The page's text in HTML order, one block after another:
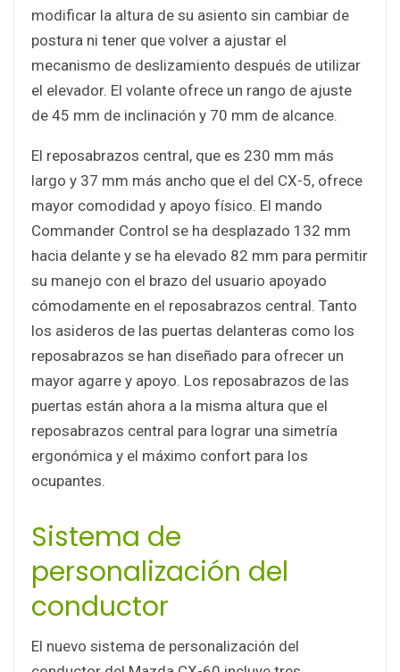
modificar la altura de su asiento sin cambiar de
postura ni tener que volver a ajustar el
mecanismo de deslizamiento después de utilizar
el elevador. El volante ofrece un rango de ajuste
de 45 mm de inclinación y 70 mm de alcance.
El reposabrazos central, que es 230 mm más
largo y 37 mm más ancho que el del CX-5, ofrece
mayor comodidad y apoyo físico. El mando
Commander Control se ha desplazado 132 mm
hacia delante y se ha elevado 82 mm para permitir
su manejo con el brazo del usuario apoyado
cómodamente en el reposabrazos central. Tanto
los asideros de las puertas delanteras como los
reposabrazos se han diseñado para ofrecer un
mayor agarre y apoyo. Los reposabrazos de las
puertas están ahora a la misma altura que el
reposabrazos central para lograr una simetría
ergonómica y el máximo confort para los
ocupantes.
Sistema de
personalización del
conductor
El nuevo sistema de personalización del